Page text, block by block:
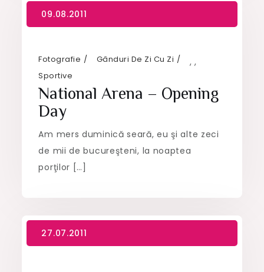
Fotografie ,
Gânduri De Zi Cu Zi ,
Sportive
National Arena – Opening
Day
Am mers duminică seară, eu şi alte zeci
de mii de bucureşteni, la noaptea
porţilor […]